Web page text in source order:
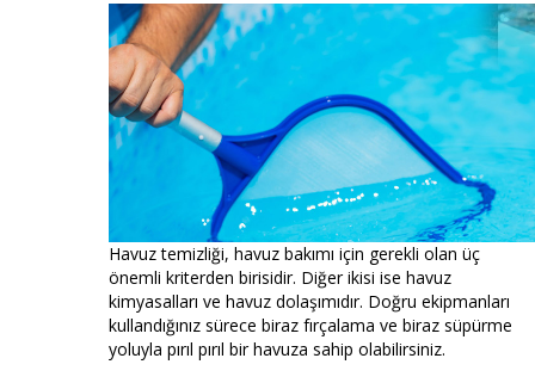
Havuz temizliği, havuz bakımı için gerekli olan üç
önemli kriterden birisidir. Diğer ikisi ise havuz
kimyasalları ve havuz dolaşımıdır. Doğru ekipmanları
kullandığınız sürece biraz fırçalama ve biraz süpürme
yoluyla pırıl pırıl bir havuza sahip olabilirsiniz.